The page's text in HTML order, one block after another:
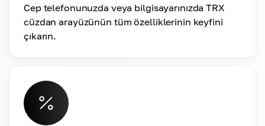
Cep telefonunuzda veya bilgisayarınızda TRX
cüzdan arayüzünün tüm özelliklerinin keyfini
çıkarın.